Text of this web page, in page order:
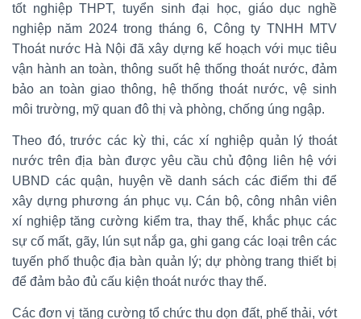
tốt nghiệp THPT, tuyển sinh đại học, giáo dục nghề
nghiệp năm 2024 trong tháng 6, Công ty TNHH MTV
Thoát nước Hà Nội đã xây dựng kế hoạch với mục tiêu
vận hành an toàn, thông suốt hệ thống thoát nước, đảm
bảo an toàn giao thông, hệ thống thoát nước, vệ sinh
môi trường, mỹ quan đô thị và phòng, chống úng ngập.
Theo đó, trước các kỳ thi, các xí nghiệp quản lý thoát
nước trên địa bàn được yêu cầu chủ động liên hệ với
UBND các quận, huyện về danh sách các điểm thi để
xây dựng phương án phục vụ. Cán bộ, công nhân viên
xí nghiệp tăng cường kiểm tra, thay thế, khắc phục các
sự cố mất, gãy, lún sụt nắp ga, ghi gang các loại trên các
tuyến phố thuộc địa bàn quản lý; dự phòng trang thiết bị
để đảm bảo đủ cấu kiện thoát nước thay thế.
Các đơn vị tăng cường tổ chức thu dọn đất, phế thải, vớt